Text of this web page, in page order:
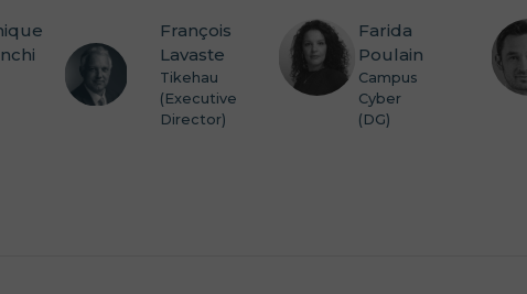
François
Lavaste
Tikehau
(Executive
Director)
Farida
Poulain
Campus
Cyber
(DG)